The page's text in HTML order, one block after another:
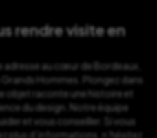
rendre visite en
adresse au cœur de Bordeaux,
Hommes. Plongez dans
objet raconte une histoire et
du design. Notre équipe
et vous conseiller. Si vous
plus d’informations, n’hésitez